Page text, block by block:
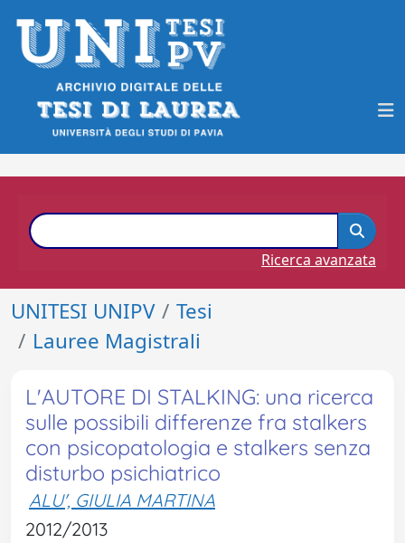
Ricerca avanzata
UNITESI UNIPV
Tesi
Lauree Magistrali
L'AUTORE DI STALKING: una ricerca
sulle possibili differenze fra stalkers
con psicopatologia e stalkers senza
disturbo psichiatrico
ALU', GIULIA MARTINA
2012/2013